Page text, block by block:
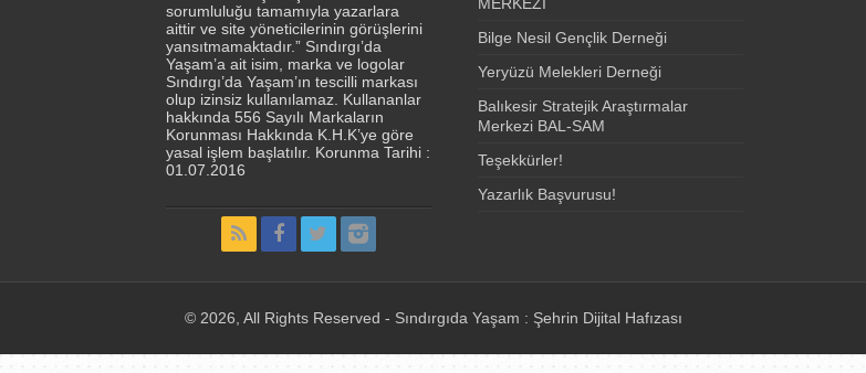
sorumluluğu tamamıyla yazarlara
aittir ve site yöneticilerinin görüşlerini
yansıtmamaktadır.” Sındırgı’da
Yaşam’a ait isim, marka ve logolar
Sındırgı’da Yaşam’ın tescilli markası
olup izinsiz kullanılamaz. Kullananlar
hakkında 556 Sayılı Markaların
Korunması Hakkında K.H.K’ye göre
yasal işlem başlatılır. Korunma Tarihi :
01.07.2016
MERKEZİ
Bilge Nesil Gençlik Derneği
Yeryüzü Melekleri Derneği
Balıkesir Stratejik Araştırmalar
Merkezi BAL-SAM
Teşekkürler!
Yazarlık Başvurusu!
© 2026, All Rights Reserved - Sındırgıda Yaşam : Şehrin Dijital Hafızası